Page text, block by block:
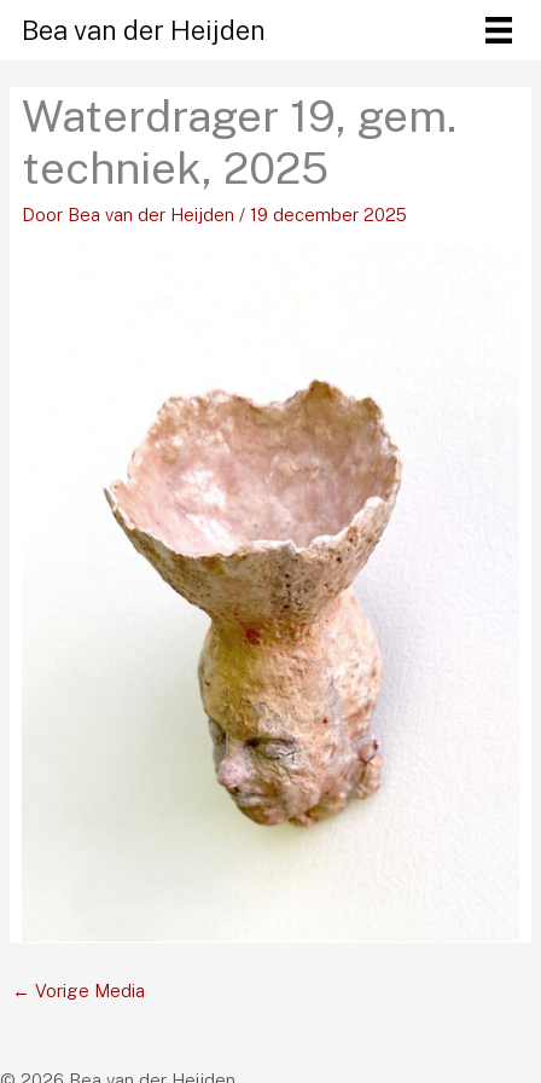
naar
inhoud
Bea van der Heijden
Waterdrager 19, gem.
techniek, 2025
Door Bea van der Heijden / 19 december 2025
← Vorige Media